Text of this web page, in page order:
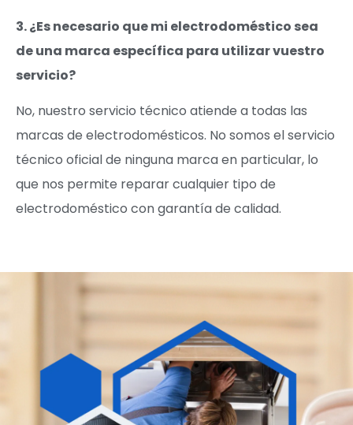
3. ¿Es necesario que mi electrodoméstico sea
de una marca específica para utilizar vuestro
servicio?
No, nuestro servicio técnico atiende a todas las
marcas de electrodomésticos. No somos el servicio
técnico oficial de ninguna marca en particular, lo
que nos permite reparar cualquier tipo de
electrodoméstico con garantía de calidad.